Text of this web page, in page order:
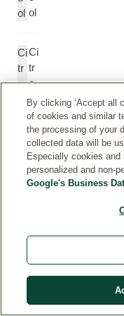
ol ol
Ci
tr
o
ell
Ci
tr
o
n
ell
ol
G
er
al
By clicking ‘Accept all
of cookies and similar
the processing of your
collected data will be
Especially cookies
personalized and non-
Google's Business